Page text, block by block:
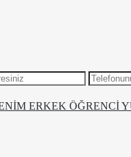
ERKEK ÖĞRENCİ